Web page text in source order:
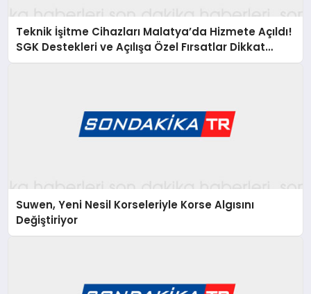
Teknik İşitme Cihazları Malatya’da Hizmete Açıldı!
SGK Destekleri ve Açılışa Özel Fırsatlar Dikkat
Çekiyor
Suwen, Yeni Nesil Korseleriyle Korse Algısını
Değiştiriyor